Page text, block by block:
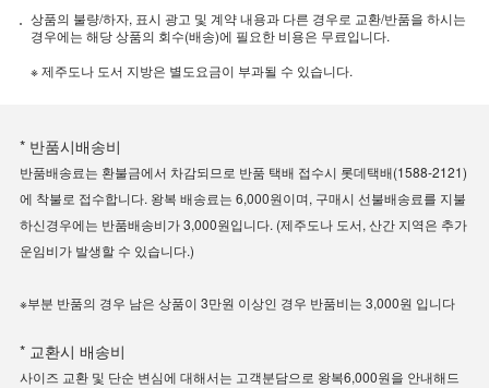
상품의 불량/하자, 표시 광고 및 계약 내용과 다른 경우로 교환/반품을 하시는
경우에는 해당 상품의 회수(배송)에 필요한 비용은 무료입니다.
※ 제주도나 도서 지방은 별도요금이 부과될 수 있습니다.
* 반품시배송비
반품배송료는 환불금에서 차감되므로 반품 택배 접수시 롯데택배(1588-2121)
에 착불로 접수합니다. 왕복 배송료는 6,000원이며, 구매시 선불배송료를 지불
하신경우에는 반품배송비가 3,000원입니다. (제주도나 도서, 산간 지역은 추가
운임비가 발생할 수 있습니다.)
※부분 반품의 경우 남은 상품이 3만원 이상인 경우 반품비는 3,000원 입니다
* 교환시 배송비
사이즈 교환 및 단순 변심에 대해서는 고객분담으로 왕복6,000원을 안내해드